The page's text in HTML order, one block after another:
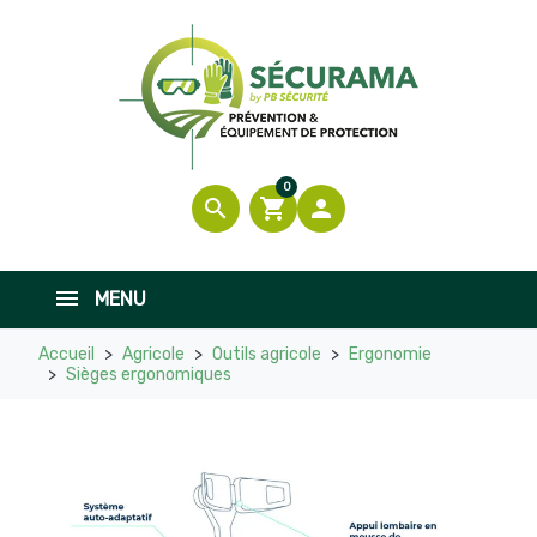
search shopping_cart
0

MENU
Accueil Agricole Outils agricole
Ergonomie
Sièges ergonomiques